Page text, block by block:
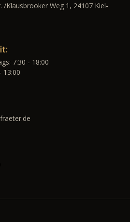
/Klausbrooker Weg 1, 24107 Kiel-
7:30 - 18:00
13:00